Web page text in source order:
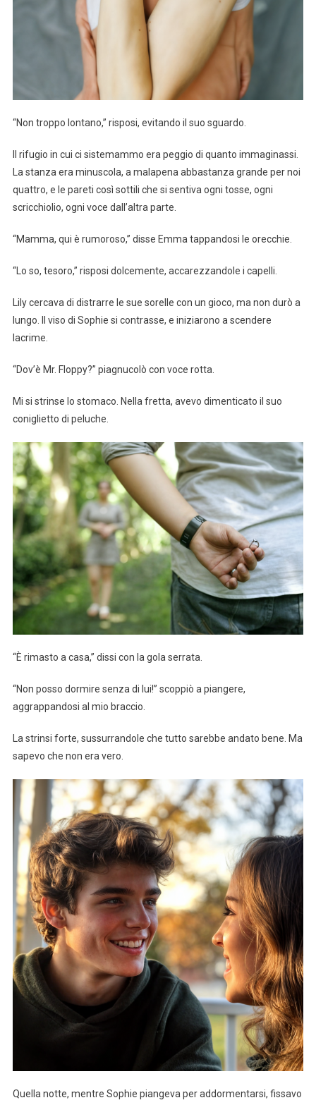
“Non troppo lontano,” risposi, evitando il suo sguardo.
Il rifugio in cui ci sistemammo era peggio di quanto immaginassi.
La stanza era minuscola, a malapena abbastanza grande per noi
quattro, e le pareti così sottili che si sentiva ogni tosse, ogni
scricchiolio, ogni voce dall’altra parte.
“Mamma, qui è rumoroso,” disse Emma tappandosi le orecchie.
“Lo so, tesoro,” risposi dolcemente, accarezzandole i capelli.
Lily cercava di distrarre le sue sorelle con un gioco, ma non durò a
lungo. Il viso di Sophie si contrasse, e iniziarono a scendere
lacrime.
“Dov’è Mr. Floppy?” piagnucolò con voce rotta.
Mi si strinse lo stomaco. Nella fretta, avevo dimenticato il suo
coniglietto di peluche.
“È rimasto a casa,” dissi con la gola serrata.
“Non posso dormire senza di lui!” scoppiò a piangere,
aggrappandosi al mio braccio.
La strinsi forte, sussurrandole che tutto sarebbe andato bene. Ma
sapevo che non era vero.
Quella notte, mentre Sophie piangeva per addormentarsi, fissavo